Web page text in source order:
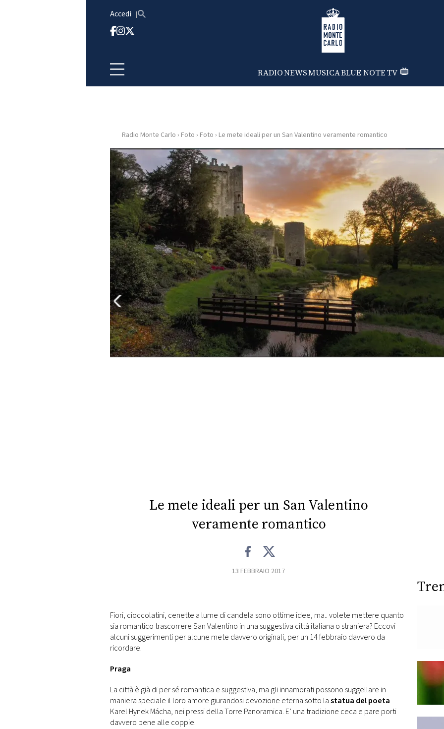
Accedi Radio Monte Carlo
RADIONEWSMUSICABLUE NOTETV
HOME
RADIO
WEB
RADIO
PLAYLIST
NEWS
FOTO
CONCORSI
EVENTI
CONSIGLIA
Radio Monte Carlo › Foto › Foto › Le mete ideali per un San Valentino veramente romantico
Le mete ideali per un San Valentino
veramente romantico
13 FEBBRAIO 2017
Fiori, cioccolatini, cenette a lume di candela sono ottime idee, ma.. volete mettere quanto
sia romantico trascorrere San Valentino in una suggestiva città italiana o straniera? Eccovi
alcuni suggerimenti per alcune mete davvero originali, per un 14 febbraio davvero da
ricordare.
Praga
La città è già di per sé romantica e suggestiva, ma gli innamorati possono suggellare in
maniera speciale il loro amore giurandosi devozione eterna sotto lastatua del poeta
Karel Hynek Mácha, nei pressi della Torre Panoramica. E’ una tradizione ceca e pare porti
davvero bene alle coppie.